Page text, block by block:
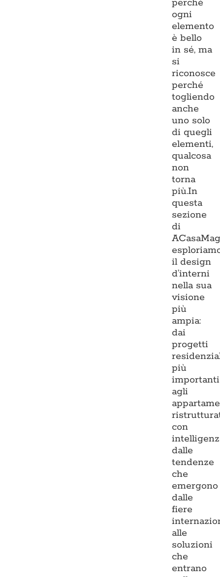
perché
ogni
elemento
è bello
in sé, ma
si
riconosce
perché
togliendo
anche
uno solo
di quegli
elementi,
qualcosa
non
torna
più.In
questa
sezione
di
il design
d’interni
nella sua
visione
più
ampia:
dai
progetti
più
importanti
agli
con
dalle
tendenze
che
emergono
dalle
fiere
alle
soluzioni
che
entrano